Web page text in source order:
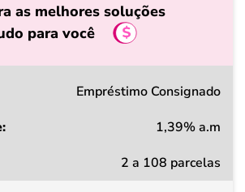
as melhores soluções
para você
Empréstimo Consignado
1,39% a.m
2 a 108 parcelas